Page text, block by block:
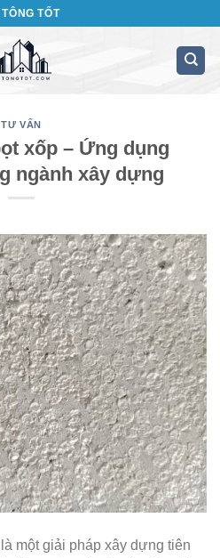
TỐT
TƯ VẤN
xốp – Ứng dụng
ngành xây dựng
một giải pháp xây dựng tiên